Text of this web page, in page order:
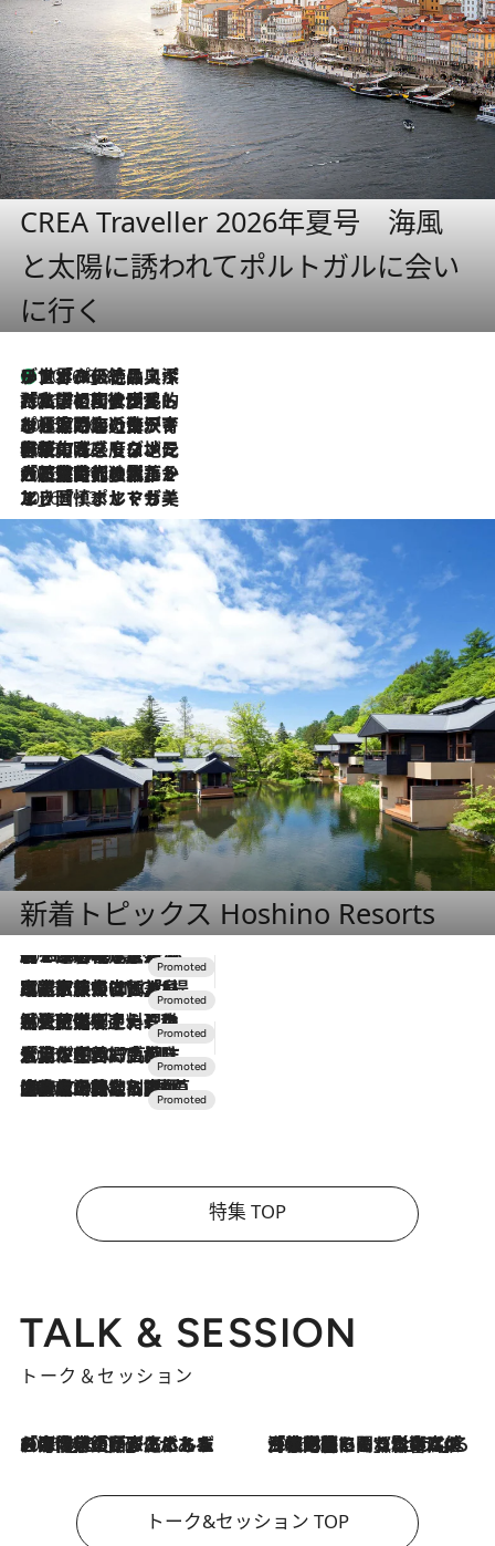
CREA Traveller 2026年夏号 海風
と太陽に誘われてポルトガルに会い
に行く
2026.8.8
リスボンの絶品スイーツ「パステル・デ・ナタ」とは？ポルトガル伝統の奥深い世界へ
2026.7.27
「私の祖国はポルトガル語です」国民的詩人フェルナンド・ペソアと、彼が愛した文学の街を歩く
2026.7.26
ポルトガル近海が育む極上の海の幸。キリリと冷えた白ワインと愉しむ、シーフード専門店の贅沢
2026.7.22
伝統の味をモダンに昇華。高感度な地元客が集う、リスボンの最旬ガストロノミー
2026.7.21
大航海時代の栄華から、震災、独裁、そして革命へ。ポルトガル・首都リスボンの石畳に刻まれた「歴史の光と影」
2026.7.13
エッセイ・ヤマザキマリ「慎ましくも美しき国 ポルトガル」
新着トピックス Hoshino Resorts
2026.8.7
【トンボの足水浴】ヒノキの香りに包まれて涼感マックス！約13℃の湧水かけ流しを避暑地「星野温泉 トンボの湯」で体験
2026.7.31
【ホテル帰省】という選択肢をOMOが提案。家族とほどよい距離を保つには「昼は実家、夜は気兼ねなくホテルで！」
2026.7.24
【夏限定ディナーコース】旬を迎える稚鮎や花ズッキーニなどをイタリア・トスカーナの郷土料理の手法で満喫！
2026.7.17
「土佐和ハーブかき氷」がOMO7高知に登場！生姜、山椒、大葉など目にも舌にも涼を呼ぶ郷土の味
2026.7.10
NEW OPEN！【界 草津】名湯の地に誕生。趣の異なる2種の温泉と上州ならではの会席・蕎麦割烹など美食を味わう究極の癒やし旅
特集 TOP
TALK & SESSION
トーク＆セッション
2026.8.3
「今後値上げがあるとすれば…」「リスクがあるのは今年の冬」エネルギー専門家が語る、ホルムズ海峡封鎖が家庭にもたらす“ある心配” 2026.8.3
「住宅建てられない…」「サーチャージ料の高値が続いている」ホルムズ海峡封鎖による影響はいつまで続く？《エネルギー専門家に聞く“どうなる日本の暮らし”》
トーク&セッション TOP